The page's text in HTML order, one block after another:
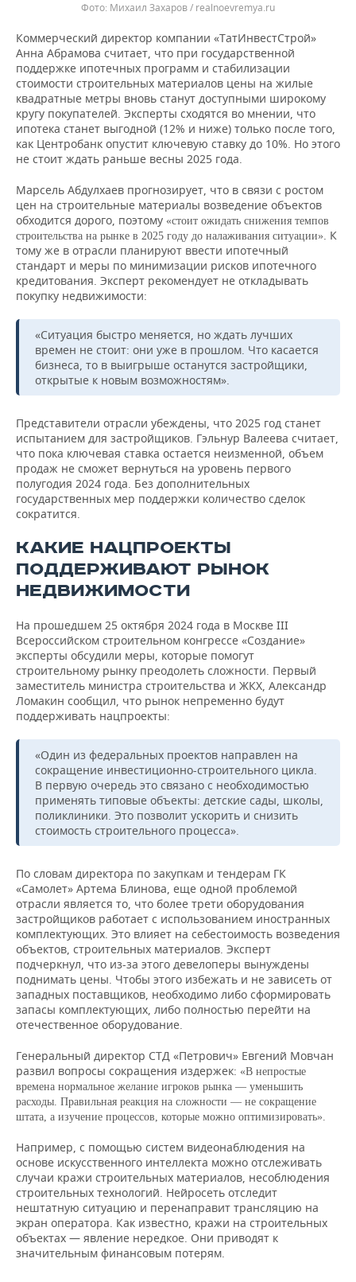
Михаил Захаров / realnoevremya.ru
Коммерческий директор компании «ТатИнвестСтрой»
Анна Абрамова считает, что при государственной
поддержке ипотечных программ и стабилизации
стоимости строительных материалов цены на жилые
квадратные метры вновь станут доступными широкому
кругу покупателей. Эксперты сходятся во мнении, что
ипотека станет выгодной (12% и ниже) только после того,
как Центробанк опустит ключевую ставку до 10%. Но этого
не стоит ждать раньше весны 2025 года.
Марсель Абдулхаев прогнозирует, что в связи с ростом
цен на строительные материалы возведение объектов
обходится дорого, поэтому «стоит ожидать снижения темпов
строительства на рынке в 2025 году до налаживания ситуации». К
тому же в отрасли планируют ввести ипотечный
стандарт и меры по минимизации рисков ипотечного
кредитования. Эксперт рекомендует не откладывать
покупку недвижимости:
«Ситуация быстро меняется, но ждать лучших
времен не стоит: они уже в прошлом. Что касается
бизнеса, то в выигрыше останутся застройщики,
открытые к новым возможностям».
Представители отрасли убеждены, что 2025 год станет
испытанием для застройщиков. Гэльнур Валеева считает,
что пока ключевая ставка остается неизменной, объем
продаж не сможет вернуться на уровень первого
полугодия 2024 года. Без дополнительных
государственных мер поддержки количество сделок
сократится.
КАКИЕ НАЦПРОЕКТЫ
ПОДДЕРЖИВАЮТ РЫНОК
НЕДВИЖИМОСТИ
На прошедшем 25 октября 2024 года в Москве III
Всероссийском строительном конгрессе «Создание»
эксперты обсудили меры, которые помогут
строительному рынку преодолеть сложности. Первый
заместитель министра строительства и ЖКХ, Александр
Ломакин сообщил, что рынок непременно будут
поддерживать нацпроекты:
«Один из федеральных проектов направлен на
сокращение инвестиционно-строительного цикла.
В первую очередь это связано с необходимостью
применять типовые объекты: детские сады, школы,
поликлиники. Это позволит ускорить и снизить
стоимость строительного процесса».
По словам директора по закупкам и тендерам ГК
«Самолет» Артема Блинова, еще одной проблемой
отрасли является то, что более трети оборудования
застройщиков работает с использованием иностранных
комплектующих. Это влияет на себестоимость возведения
объектов, строительных материалов. Эксперт
подчеркнул, что из-за этого девелоперы вынуждены
поднимать цены. Чтобы этого избежать и не зависеть от
западных поставщиков, необходимо либо сформировать
запасы комплектующих, либо полностью перейти на
отечественное оборудование.
Генеральный директор СТД «Петрович» Евгений Мовчан
развил вопросы сокращения издержек: «В непростые
времена нормальное желание игроков рынка — уменьшить
расходы. Правильная реакция на сложности — не сокращение
штата, а изучение процессов, которые можно оптимизировать».
Например, с помощью систем видеонаблюдения на
основе искусственного интеллекта можно отслеживать
случаи кражи строительных материалов, несоблюдения
строительных технологий. Нейросеть отследит
нештатную ситуацию и перенаправит трансляцию на
экран оператора. Как известно, кражи на строительных
объектах — явление нередкое. Они приводят к
значительным финансовым потерям.